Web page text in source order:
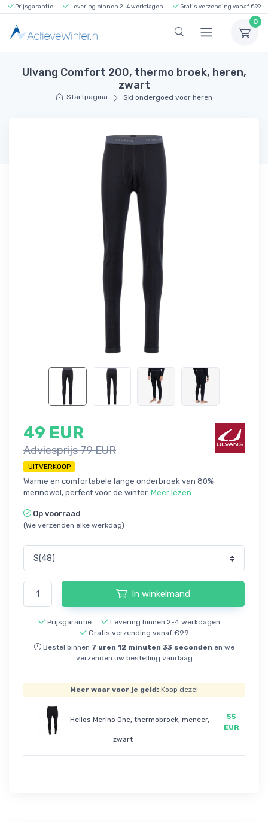
Prijsgarantie Levering binnen 2-4 werkdagen Gratis verzending vanaf €99
0
Ulvang Comfort 200, thermo broek, heren,
zwart
Startpagina Ski ondergoed voor heren
49 EUR
Adviesprijs 79 EUR
UITVERKOOP
Warme en comfortabele lange onderbroek van 80%
merinowol, perfect voor de winter. Meer lezen
Op voorraad
(We verzenden elke werkdag)
In winkelmand
Prijsgarantie
Levering binnen 2-4 werkdagen
Gratis verzending vanaf €99
Bestel binnen 7 uren 12 minuten 33 seconden en we
verzenden uw bestelling vandaag
Meer waar voor je geld: Koop deze!
Helios Merino One, thermobroek, meneer,
zwart
55
EUR